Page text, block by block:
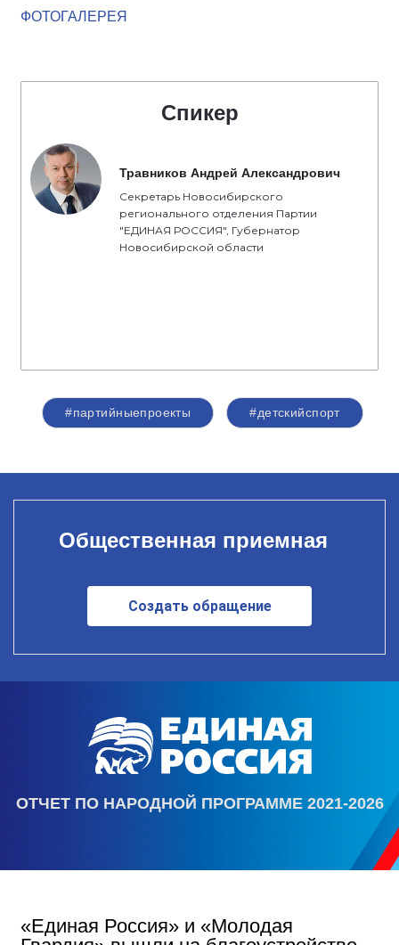
ФОТОГАЛЕРЕЯ
Спикер
Травников Андрей Александрович
Секретарь Новосибирского
регионального отделения Партии
"ЕДИНАЯ РОССИЯ", Губернатор
Новосибирской области
#партийныепроекты #детскийспорт
Общественная приемная
Создать обращение
ОТЧЕТ ПО НАРОДНОЙ ПРОГРАММЕ 2021-2026
«Единая Россия» и «Молодая